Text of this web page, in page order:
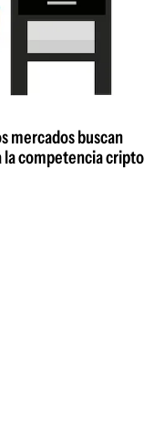
mercados buscan
la competencia cripto